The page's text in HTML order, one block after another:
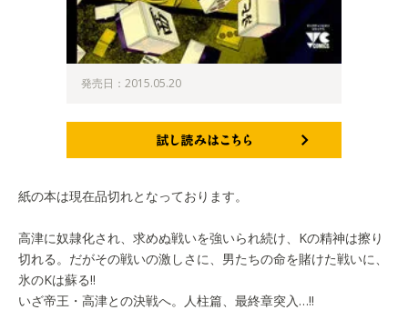
発売日：2015.05.20
紙の本は現在品切れとなっております。
高津に奴隷化され、求めぬ戦いを強いられ続け、Kの精神は擦り
切れる。だがその戦いの激しさに、男たちの命を賭けた戦いに、
氷のKは蘇る!!
いざ帝王・高津との決戦へ。人柱篇、最終章突入…!!